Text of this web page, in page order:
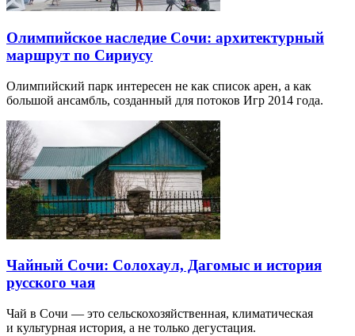
Олимпийское наследие Сочи: архитектурный
маршрут по Сириусу
Олимпийский парк интересен не как список арен, а как
большой ансамбль, созданный для потоков Игр 2014 года.
Чайный Сочи: Солохаул, Дагомыс и история
русского чая
Чай в Сочи — это сельскохозяйственная, климатическая
и культурная история, а не только дегустация.